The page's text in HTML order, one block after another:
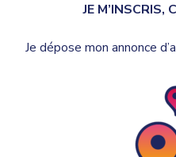
JE M’INSCRIS,
Je dépose mon annonce